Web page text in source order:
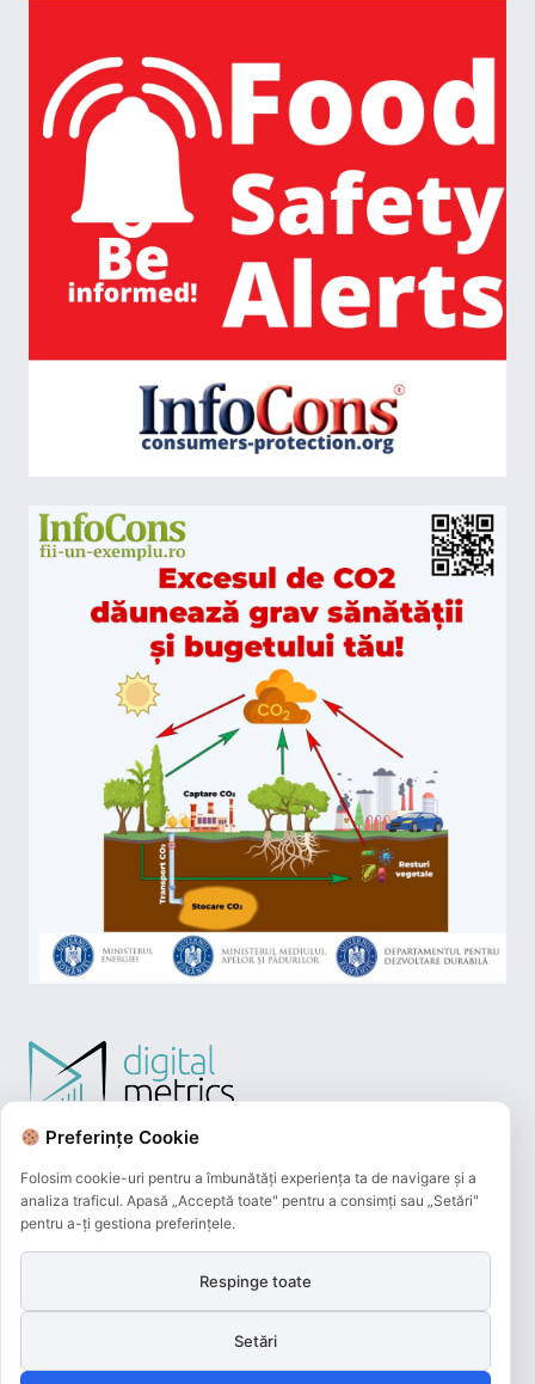
Plățile online efectuate pe acest site
sunt procesate de către Netopia Payments
și beneficiază de 3D-Secure.
Preferințe Cookie
Folosim cookie-uri pentru a îmbunătăți experiența ta de navigare și a
analiza traficul. Apasă „Acceptă toate" pentru a consimți sau „Setări"
pentru a-ți gestiona preferințele.
Respinge toate
Setări